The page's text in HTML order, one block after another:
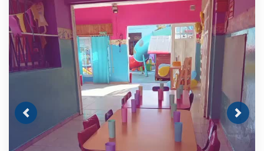
Previous Next